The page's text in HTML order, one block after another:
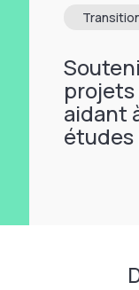
aidant
études